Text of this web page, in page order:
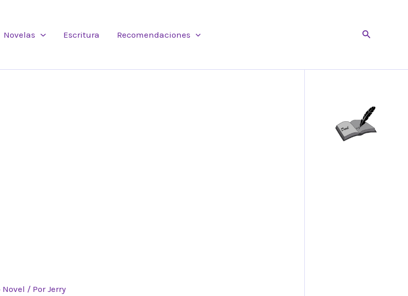
Novelas Escritura Recomendaciones Buscar
Novel / PorJerry